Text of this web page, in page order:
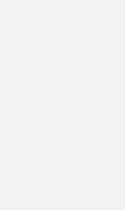
данных из
экспорт в